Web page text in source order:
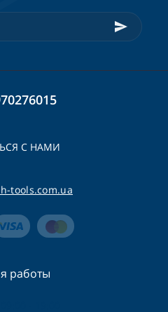
С НАМИ
tools.com.ua
работы